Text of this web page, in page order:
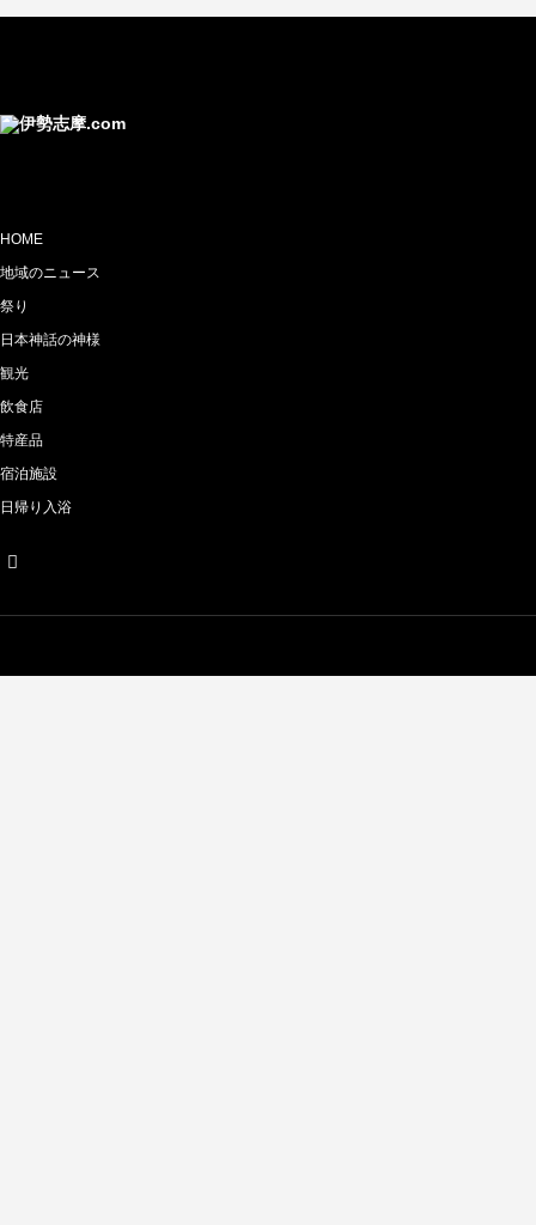
HOME
地域のニュース
祭り
日本神話の神様
観光
飲食店
特産品
宿泊施設
日帰り入浴